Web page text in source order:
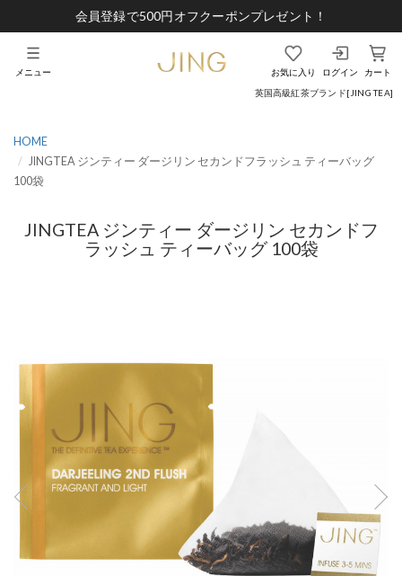
会員登録で500円オフクーポンプレゼント！
英国高級紅茶ブランド[JING TEA]
お気に入り ログイン カート
メニュー
HOME
JINGTEA ジンティー ダージリン セカンドフラッシュ ティーバッグ
100袋
JINGTEA ジンティー ダージリン セカンドフ
ラッシュ ティーバッグ 100袋